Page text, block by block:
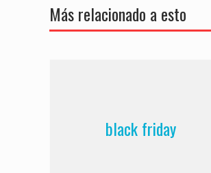
Más relacionado a esto
black friday